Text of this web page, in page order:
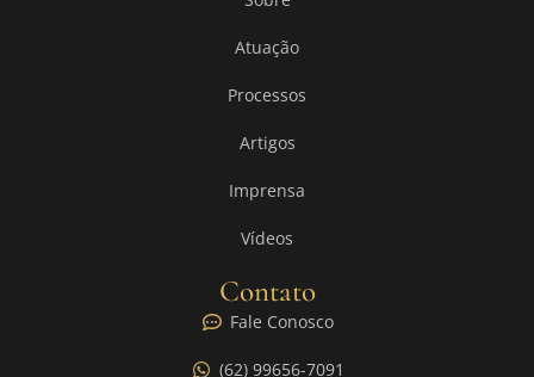
Atuação
Processos
Artigos
Imprensa
Vídeos
Contato
Fale Conosco
(62) 99656-7091